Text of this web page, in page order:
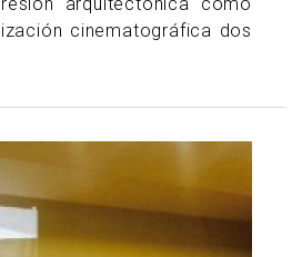
cinematográfica dos